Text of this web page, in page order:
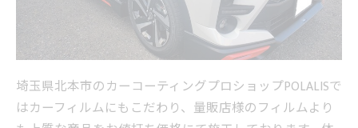
埼玉県北本市のカーコーティングプロショップPOLALISで
はカーフィルムにもこだわり、量販店様のフィルムより